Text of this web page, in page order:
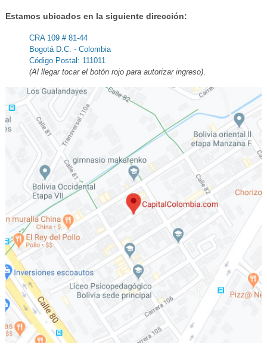
Estamos ubicados en la siguiente dirección:
CRA 109 # 81-44
Bogotá D.C. - Colombia
Código Postal: 111011
(Al llegar tocar el botón rojo para autorizar ingreso).